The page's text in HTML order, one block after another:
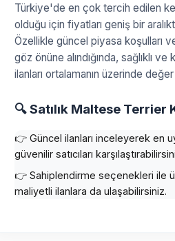
Türkiye'de en çok tercih edilen
olduğu için fiyatları geniş bir
Özellikle güncel piyasa koşulları
göz önüne alındığında, sağlıklı
ilanları ortalamanın üzerinde
🔍 Satılık Maltese Terrier
👉 Güncel ilanları inceleyerek en
güvenilir satıcıları
👉 Sahiplendirme seçenekleri ile
maliyetli ilanlara da ulaşabilirsiniz.